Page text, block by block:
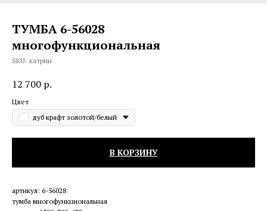
ТУМБА 6-56028
многофункциональная
SKU: катрин
12 700 р.
Цвет
дуб крафт золотой/белый
В КОРЗИНУ
артикул: 6-56028
тумба многофункциональная